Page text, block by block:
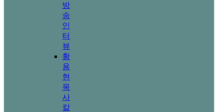
방
송
인
터
뷰
황
용
현
목
사
칼